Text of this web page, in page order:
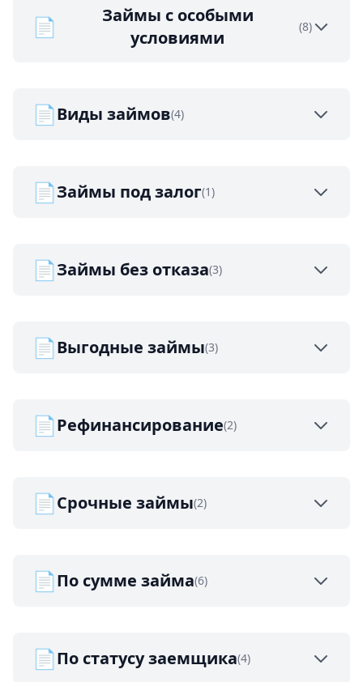
📄
Займы с особыми
условиями
(8)
📄Виды займов(4)
📄Займы под залог(1)
📄Займы без отказа(3)
📄Выгодные займы(3)
📄Рефинансирование(2)
📄Срочные займы(2)
📄По сумме займа(6)
📄По статусу заемщика(4)